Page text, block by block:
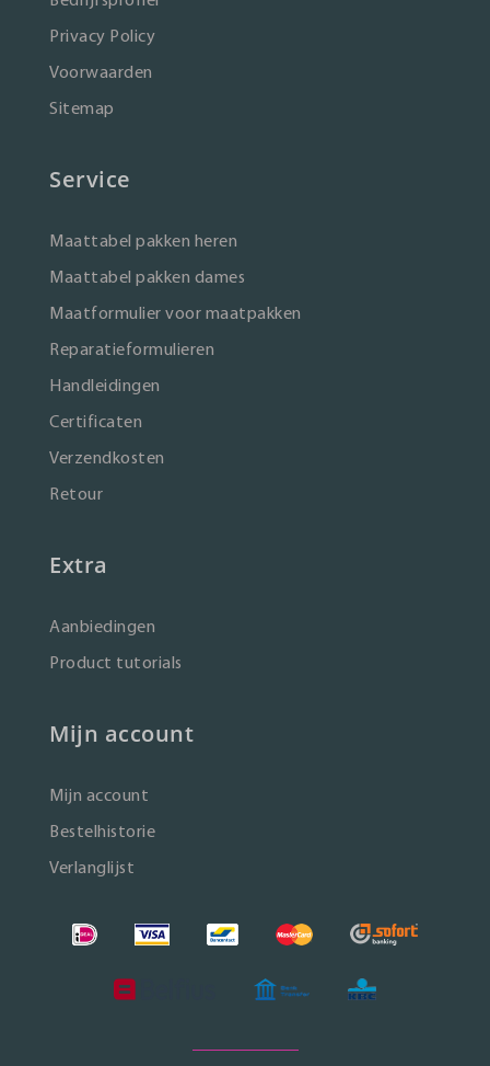
Privacy Policy
Voorwaarden
Sitemap
Service
Maattabel pakken heren
Maattabel pakken dames
Maatformulier voor maatpakken
Reparatieformulieren
Handleidingen
Certificaten
Verzendkosten
Retour
Extra
Aanbiedingen
Product tutorials
Mijn account
Mijn account
Bestelhistorie
Verlanglijst